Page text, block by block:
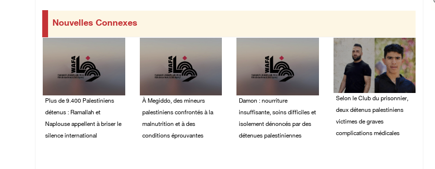
Nouvelles Connexes
Plus de 9.400 Palestiniens
détenus : Ramallah et
Naplouse appellent à briser le
silence international
À Megiddo, des mineurs
palestiniens confrontés à la
malnutrition et à des
conditions éprouvantes
Damon : nourriture
insuffisante, soins difficiles et
isolement dénoncés par des
détenues palestiniennes
Selon le Club du prisonnier,
deux détenus palestiniens
victimes de graves
complications médicales